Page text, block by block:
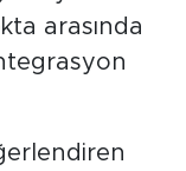
arasında